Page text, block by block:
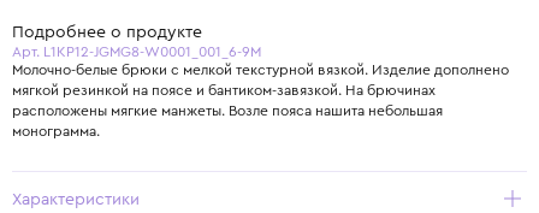
Подробнее о продукте
Арт. L1KP12-JGMG8-W0001_001_6-9M
Молочно‑белые брюки с мелкой текстурной вязкой. Изделие дополнено
мягкой резинкой на поясе и бантиком‑завязкой. На брючинах
расположены мягкие манжеты. Возле пояса нашита небольшая
монограмма.
Характеристики